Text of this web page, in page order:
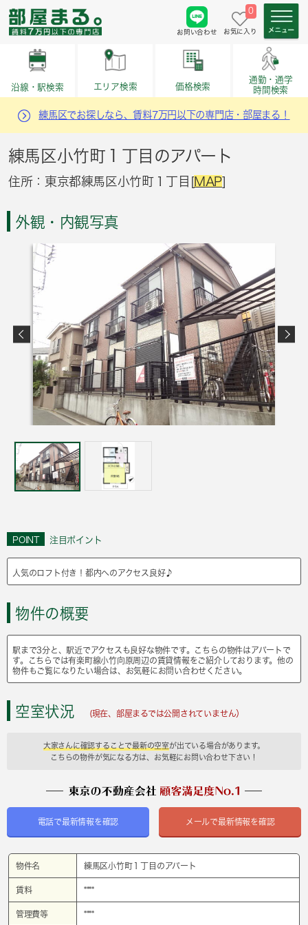
お問い合わせ
0
お気に入り
沿線・駅検索 エリア検索 価格検索
通勤・通学
時間検索
練馬区でお探しなら、賃料7万円以下の専門店・部屋まる！
練馬区小竹町１丁目のアパート
住所：東京都練馬区小竹町１丁目[MAP]
外観・内観写真
POINT 注目ポイント
人気のロフト付き！都内へのアクセス良好♪
物件の概要
駅まで3分と、駅近でアクセスも良好な物件です。こちらの物件はアパートで
す。こちらでは有楽町線小竹向原周辺の賃貸情報をご紹介しております。他の
物件もご覧になりたい場合は、お気軽にお問い合わせください。
空室状況 (現在、部屋まるでは公開されていません）
大家さんに確認することで最新の空室が出ている場合があります。
こちらの物件が気になる方は、お気軽にお問い合わせ下さい！
電話で最新情報を確認 メールで最新情報を確認
物件名 練馬区小竹町１丁目のアパート
賃料 ****
管理費等 ****